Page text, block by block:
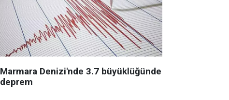
Marmara Denizi'nde 3.7 büyüklüğünde
deprem